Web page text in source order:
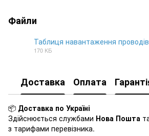
Файли
Таблиця навантаження
170 КБ
Доставка Оплата
📦 Доставка по Україні
Здійснюється службами Нова Пошта
з тарифами перевізника.